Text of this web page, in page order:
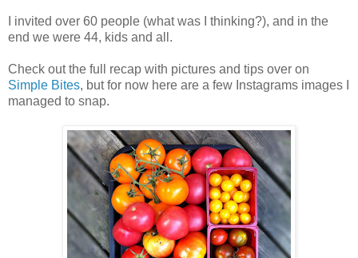
I invited over 60 people (what was I thinking?), and in the
end we were 44, kids and all.
Check out the full recap with pictures and tips over on
Simple Bites, but for now here are a few Instagrams images I
managed to snap.